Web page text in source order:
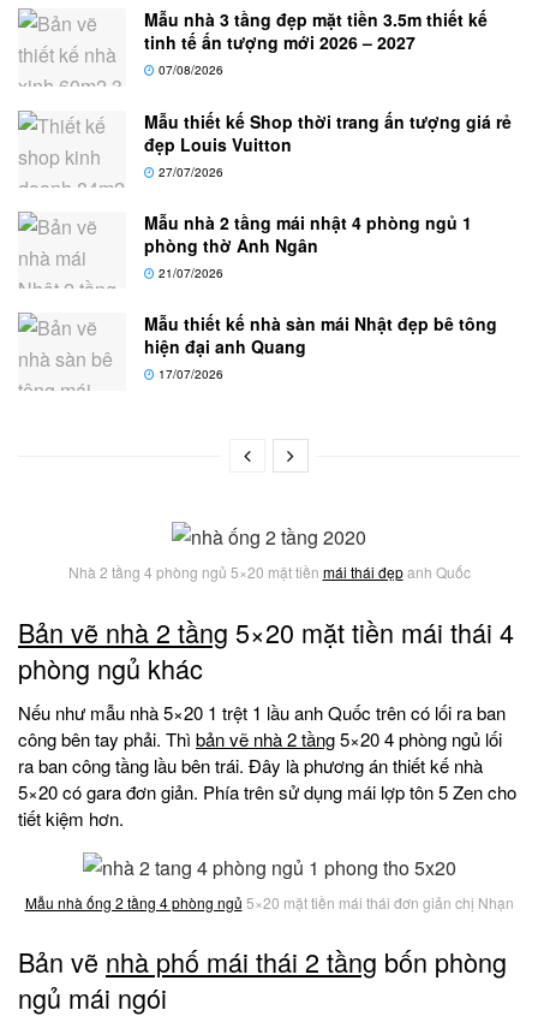
Mẫu nhà 3 tầng đẹp mặt tiền 3.5m thiết kế
tinh tế ấn tượng mới 2026 – 2027
07/08/2026
Mẫu thiết kế Shop thời trang ấn tượng giá rẻ
đẹp Louis Vuitton
27/07/2026
Mẫu nhà 2 tầng mái nhật 4 phòng ngủ 1
phòng thờ Anh Ngân
21/07/2026
Mẫu thiết kế nhà sàn mái Nhật đẹp bê tông
hiện đại anh Quang
17/07/2026
Nhà 2 tầng 4 phòng ngủ 5×20 mặt tiền mái thái đẹpanh Quốc
Bản vẽ nhà 2 tầng 5×20 mặt tiền mái thái 4
phòng ngủ khác
Nếu như mẫu nhà 5×20 1 trệt 1 lầu anh Quốc trên có lối ra ban
công bên tay phải. Thì bản vẽ nhà 2 tầng5×20 4 phòng ngủ lối
ra ban công tầng lầu bên trái. Đây là phương án thiết kế nhà
5×20 có gara đơn giản. Phía trên sử dụng mái lợp tôn 5 Zen cho
tiết kiệm hơn.
Mẫu nhà ống 2 tầng 4 phòng ngủ 5×20 mặt tiền mái thái đơn giản chị Nhạn
Bản vẽ nhà phố mái thái 2 tầng bốn phòng
ngủ mái ngói